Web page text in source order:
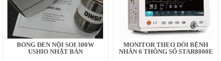
BÓNG ĐÈN NỘI SOI 300W
USHIO NHẬT BẢN
MONITOR THEO DÕI BỆNH
NHÂN 6 THÔNG SỐ STAR8000E